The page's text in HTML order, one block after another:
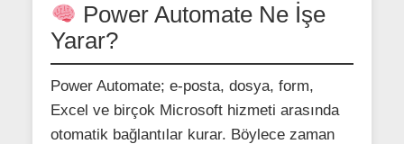
Power Automate Ne İşe
Yarar?
Power Automate; e-posta, dosya, form,
Excel ve birçok Microsoft hizmeti arasında
otomatik bağlantılar kurar. Böylece zaman